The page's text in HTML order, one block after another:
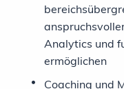
Analytics und
ermöglichen
Coaching und